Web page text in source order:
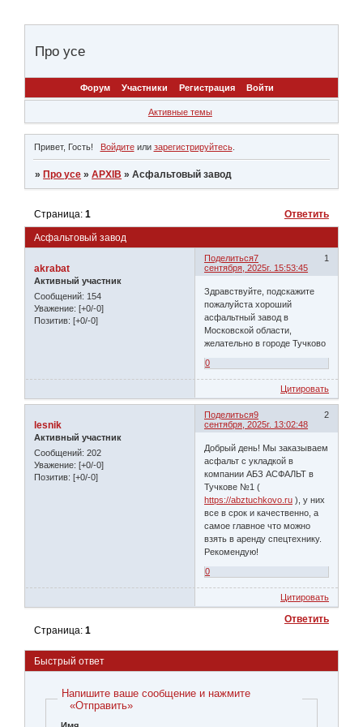
Про усе
Форум Участники Регистрация Войти
Активные темы
Привет, Гость! Войдитеили зарегистрируйтесь.
» Про усе »АРХІВ »Асфальтовый завод
Асфальтовый завод
Страница:1 Ответить
Поделиться 1
7
сентября, 2025г. 15:53:45
akrabat
Активный участник
Сообщений: 154
Уважение: [+0/-0]
Позитив: [+0/-0]
Здравствуйте, подскажите
пожалуйста хороший
асфальтный завод в
Московской области,
желательно в городе Тучково
0
Цитировать
Поделиться 2
9
сентября, 2025г. 13:02:48
lesnik
Активный участник
Сообщений: 202
Уважение: [+0/-0]
Позитив: [+0/-0]
Добрый день! Мы заказываем
асфальт с укладкой в
компании АБЗ АСФАЛЬТ в
Тучкове №1 (
https://abztuchkovo.ru ), у них
все в срок и качественно, а
самое главное что можно
взять в аренду спецтехнику.
Рекомендую!
0
Цитировать
Ответить
Страница:1
Быстрый ответ
Напишите ваше сообщение и нажмите
«Отправить»